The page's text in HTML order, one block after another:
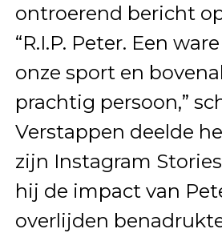
ontroerend bericht
“R.I.P. Peter. Een
onze sport en
prachtig persoon,”
Verstappen deelde
zijn Instagram
hij de impact van
overlijden